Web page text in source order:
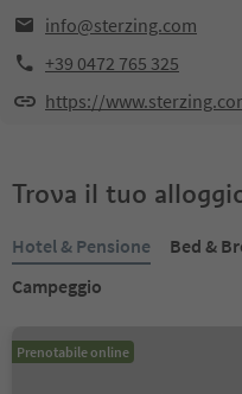
info@sterzing.com
+39 0472 765 325
https://
Trova il tuo
Hotel & Pensione Bed &
Campeggio
Prenotabile online